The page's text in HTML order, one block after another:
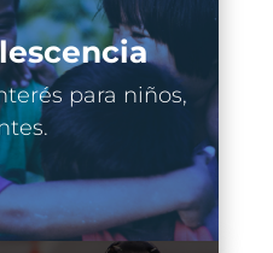
para niños,